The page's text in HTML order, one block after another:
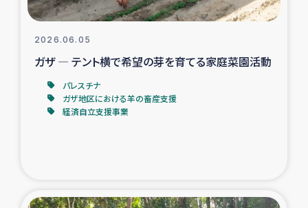
2026.06.05
ガザ ― テント横で希望の芽を育てる家庭菜園活動
パレスチナ
ガザ地区における羊の畜産支援
経済自立支援事業